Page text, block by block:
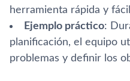
herramienta rápida y
Ejemplo práctico:
planificación, el equipo
problemas y definir los